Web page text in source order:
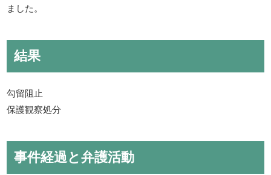
ました。
結果
勾留阻止
保護観察処分
事件経過と弁護活動